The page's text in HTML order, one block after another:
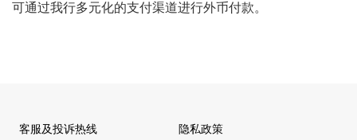
可通过我行多元化的支付渠道进行外币付款。
客服及投诉热线
隐私政策